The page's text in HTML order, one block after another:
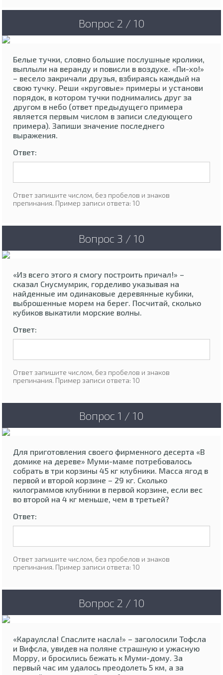
Вопрос 2 / 10
Белые тучки, словно большие послушные кролики,
выплыли на веранду и повисли в воздухе. «Пи-хо!»
– весело закричали друзья, взбираясь каждый на
свою тучку. Реши «круговые» примеры и установи
порядок, в котором тучки поднимались друг за
другом в небо (ответ предыдущего примера
является первым числом в записи следующего
примера). Запиши значение последнего
выражения.
Ответ:
Ответ запишите числом, без пробелов и знаков
препинания. Пример записи ответа: 10
Вопрос 3 / 10
«Из всего этого я смогу построить причал!» –
сказал Снусмумрик, горделиво указывая на
найденные им одинаковые деревянные кубики,
выброшенные морем на берег. Посчитай, сколько
кубиков выкатили морские волны.
Ответ:
Ответ запишите числом, без пробелов и знаков
препинания. Пример записи ответа: 10
Вопрос 1 / 10
Для приготовления своего фирменного десерта «В
домике на дереве» Муми-маме потребовалось
собрать в три корзины 45 кг клубники. Масса ягод в
первой и второй корзине – 29 кг. Сколько
килограммов клубники в первой корзине, если вес
во второй на 4 кг меньше, чем в третьей?
Ответ:
Ответ запишите числом, без пробелов и знаков
препинания. Пример записи ответа: 10
Вопрос 2 / 10
«Караулсла! Спаслите насла!» – заголосили Тофсла
и Вифсла, увидев на поляне страшную и ужасную
Морру, и бросились бежать к Муми-дому. За
первый час им удалось преодолеть 5 км, а за